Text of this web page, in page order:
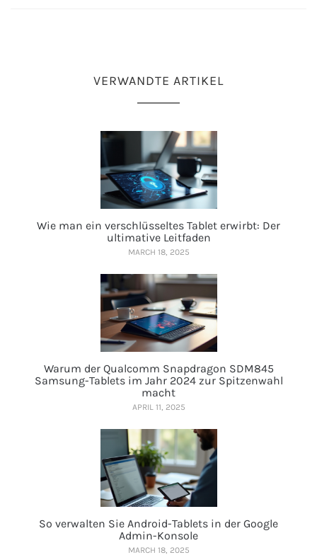
VERWANDTE ARTIKEL
Wie man ein verschlüsseltes Tablet erwirbt: Der
ultimative Leitfaden
MARCH 18, 2025
Warum der Qualcomm Snapdragon SDM845
Samsung-Tablets im Jahr 2024 zur Spitzenwahl
macht
APRIL 11, 2025
So verwalten Sie Android-Tablets in der Google
Admin-Konsole
MARCH 18, 2025